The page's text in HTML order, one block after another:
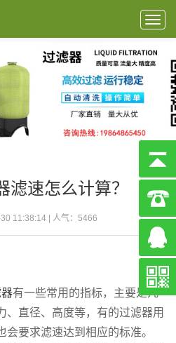
滤速怎么计算？
11:38:14 | 人气： 5466
有一些常用的指标，主要是几
、直径、高度等，有的过滤器用
要求滤速达到相应的标准。